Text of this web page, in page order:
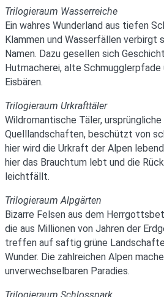
Trilogieraum Wasserreiche
Ein wahres Wunderland aus tiefen
Klammen und Wasserfällen verbirgt
Namen. Dazu gesellen sich
Hutmacherei, alte Schmugglerpfade
Eisbären.
Trilogieraum Urkrafttäler
Wildromantische Täler, ursprüngliche
Quelllandschaften, beschützt von
hier wird die Urkraft der Alpen
hier das Brauchtum lebt und die
leichtfällt.
Trilogieraum Alpgärten
Bizarre Felsen aus dem
die aus Millionen von Jahren der
treffen auf saftig grüne
Wunder. Die zahlreichen Alpen
unverwechselbaren Paradies.